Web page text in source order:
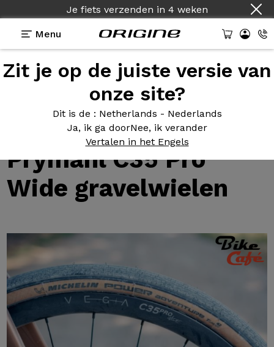
Je fiets verzenden in 4 weken
Menu
Zit je op de juiste versie van
onze site?
Dit is de : Netherlands - Nederlands
Ja, ik ga doorNee, ik verander
Vertalen in het Engels
Tests van Origine fietsen > Bijna 1.000 km en 10.000
m D+ met Prymahl C35 Pro Wide gravelwielen
Bijna 1.000 km en
10.000 m D+ met
Prymahl C35 Pro
Wide gravelwielen